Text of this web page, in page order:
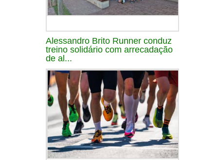
Alessandro Brito Runner conduz
treino solidário com arrecadação
de al...